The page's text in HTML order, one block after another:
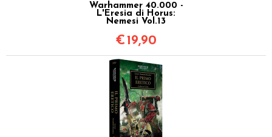
Warhammer 40.000 -
L'Eresia di Horus:
Nemesi Vol.13
€ 19,90